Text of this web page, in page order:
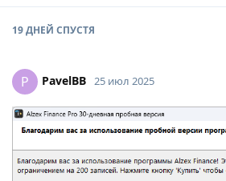
19 ДНЕЙ СПУСТЯ
P PavelBB 25 июл 2025